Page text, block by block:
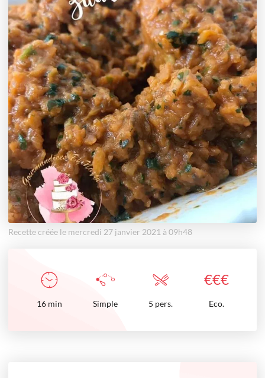
Recette créée le mercredi 27 janvier 2021 à 09h48
€€€
16 min Simple 5 pers. Eco.